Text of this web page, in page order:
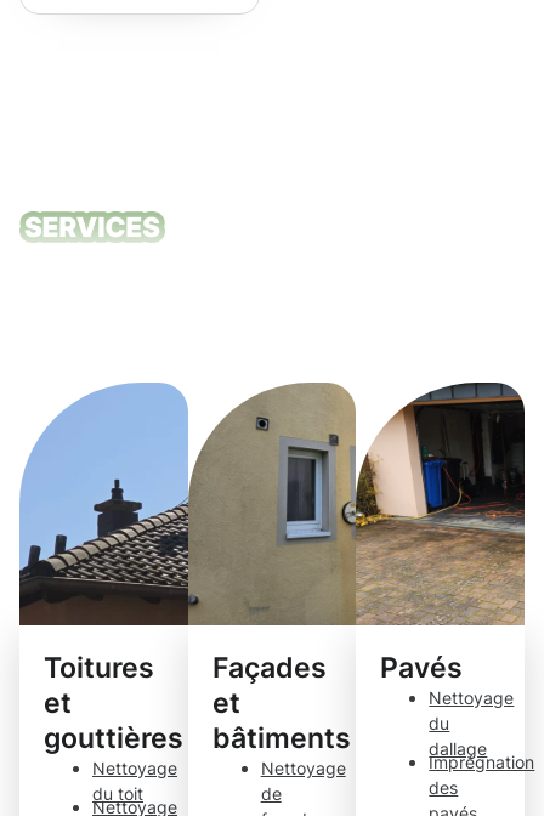
Fortement recommandé !
Toitures
et
gouttières
Nettoyage
du toit
Nettoyage
Façades
et
bâtiments
Nettoyage
de
Pavés
Nettoyage
du
dallage
Imprégnation
des